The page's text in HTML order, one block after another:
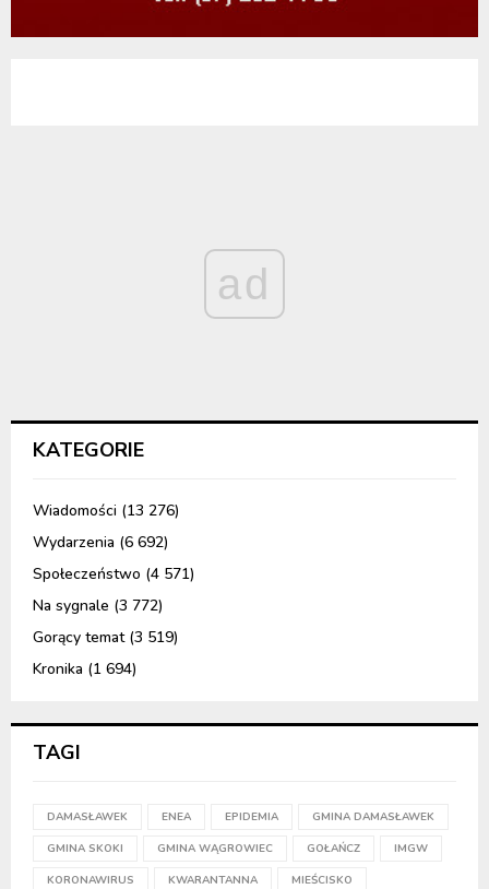
ad
KATEGORIE
Wiadomości (13 276)
Wydarzenia (6 692)
Społeczeństwo (4 571)
Na sygnale (3 772)
Gorący temat(3 519)
Kronika (1 694)
TAGI
DAMASŁAWEK ENEA EPIDEMIA GMINA DAMASŁAWEK
GMINA SKOKI GMINA WĄGROWIEC GOŁAŃCZ IMGW
KORONAWIRUS KWARANTANNA MIEŚCISKO